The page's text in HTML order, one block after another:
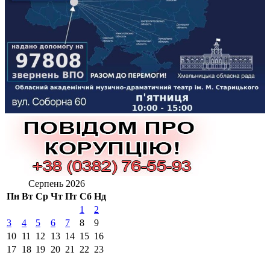
Серпень 2026
Пн Вт Ср Чт Пт Сб Нд
1
2
3
4 5 6 7 8
9
10 11 12 13 14 15 16
17 18 19 20 21 22 23